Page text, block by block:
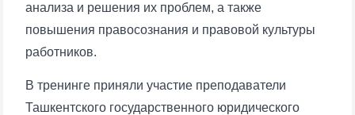
анализа и решения их проблем, а также
повышения правосознания и правовой культуры
работников.
В тренинге приняли участие преподаватели
Ташкентского государственного юридического